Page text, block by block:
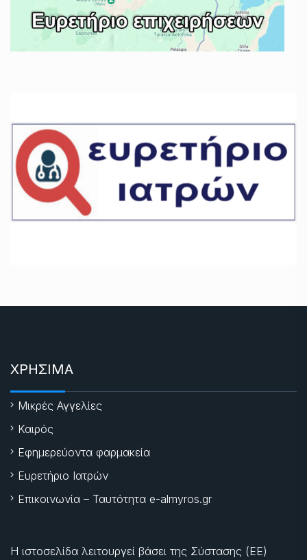
ΧΡΗΣΙΜΑ
Μικρές Αγγελίες
Καιρός
Εφημερεύοντα φαρμακεία
Ευρετήριο Ιατρών
Επικοινωνία – Ταυτότητα e-almyros.gr
Η ιστοσελίδα λειτουργεί βάσει της Σύστασης (ΕΕ)